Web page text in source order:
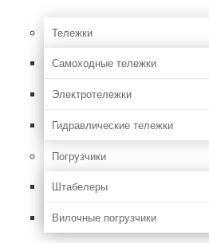
Тележки
Самоходные тележки
Электротележки
Гидравлические тележки
Погрузчики
Штабелеры
Вилочные погрузчики